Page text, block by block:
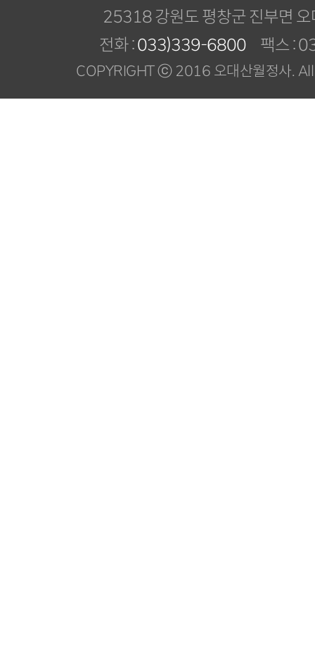
25318 강원도 평창군 진부면
전화 :033)339-6800 팩스 :
COPYRIGHT ⓒ 2016 오대산월정사.